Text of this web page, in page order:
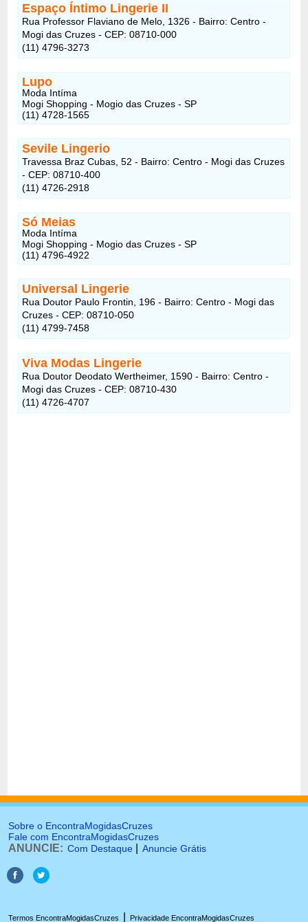
Espaço Íntimo Lingerie II
Rua Professor Flaviano de Melo, 1326 - Bairro: Centro -
Mogi das Cruzes - CEP: 08710-000
(11) 4796-3273
Lupo
Moda Intíma
Mogi Shopping - Mogio das Cruzes - SP
(11) 4728-1565
Sevile Lingerio
Travessa Braz Cubas, 52 - Bairro: Centro - Mogi das Cruzes
- CEP: 08710-400
(11) 4726-2918
Só Meias
Moda Intíma
Mogi Shopping - Mogio das Cruzes - SP
(11) 4796-4922
Universal Lingerie
Rua Doutor Paulo Frontin, 196 - Bairro: Centro - Mogi das
Cruzes - CEP: 08710-050
(11) 4799-7458
Viva Modas Lingerie
Rua Doutor Deodato Wertheimer, 1590 - Bairro: Centro -
Mogi das Cruzes - CEP: 08710-430
(11) 4726-4707
Sobre o EncontraMogidasCruzes
Fale com EncontraMogidasCruzes
ANUNCIE: Com Destaque Anuncie Grátis
Termos EncontraMogidasCruzes Privacidade EncontraMogidasCruzes